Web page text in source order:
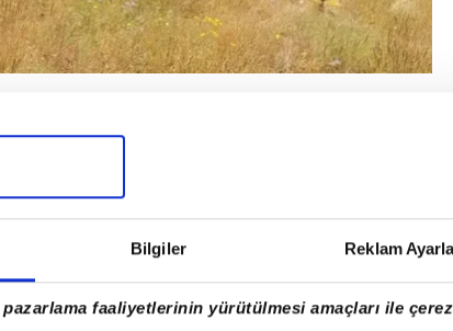
Bilgiler Reklam
faaliyetlerinin yürütülmesi amaçları ile
yürütülecek bilimsel izleme
çalışmalarına katkı sağlamak